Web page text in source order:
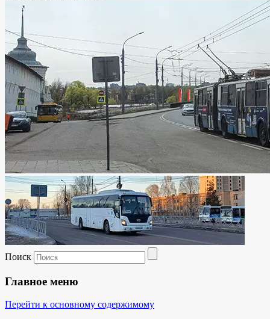
Поиск
Главное меню
Перейти к основному содержимому